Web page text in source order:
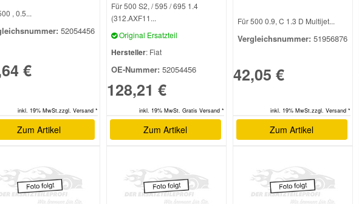
, 0.5...
52054456
€
inkl. 19% MwSt.zzgl. Versand *
Zum Artikel
Für 500 S2, / 595 / 695 1.4
(312.AXF11...
Original Ersatzteil
Hersteller: Fiat
OE-Nummer: 52054456
128,21 €
inkl. 19% MwSt. Gratis Versand *
Zum Artikel
Für 500 0.9, C 1.3 D Multijet...
Vergleichsnummer: 51956876
42,05 €
inkl. 19% MwSt.zzgl. Versand *
Zum Artikel